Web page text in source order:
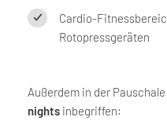
Cardio-
Rotopressgeräten
Außerdem in der Pauschale
nights inbegriffen: